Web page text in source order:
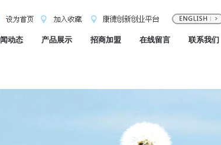
动态 产品展示 招商加盟 在线留言 联系我们